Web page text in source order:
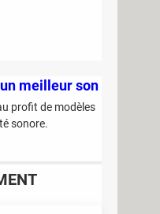
meilleur son
profit de modèles
sonore.